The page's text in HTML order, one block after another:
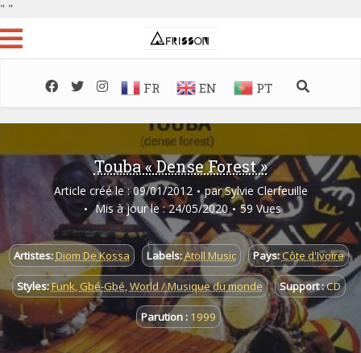
" "
FR EN PT
Touba « Dense Forest »
Article créé le : 09/01/2012 par Sylvie Clerfeuille
Mis à jour le : 24/05/2020
59 Vues
Artistes:Diom De Kossa Labels:Atoll Music Pays:Côte d'Ivoire
Styles:Funk, Gbé-Gbé,World / Musique du monde Support :CD
Parution : 1999